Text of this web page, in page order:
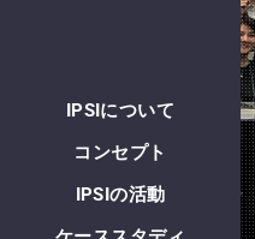
IPSIについて
コンセプト
IPSIの活動